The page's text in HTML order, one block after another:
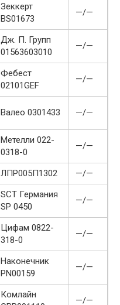
Зеккерт
BS01673
—/—
Дж. П. Групп
01563603010
—/—
Фебест
02101GEF
—/—
Валео 0301433 —/—
Метелли 022-
0318-0
—/—
ЛПР005П1302 —/—
SCT Германия
SP 0450
—/—
Цифам 0822-
318-0
—/—
Наконечник
PN00159
—/—
Комлайн
—/—